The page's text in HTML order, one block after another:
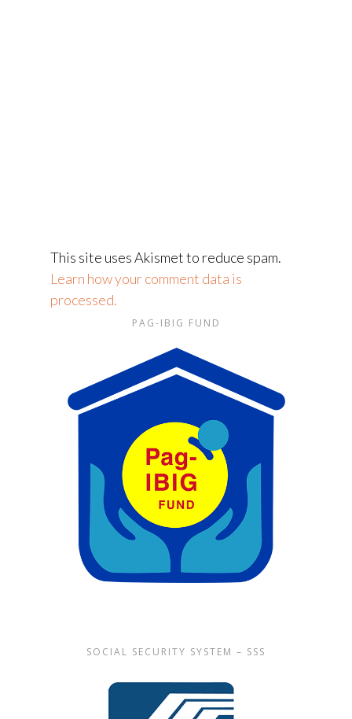
This site uses Akismet to reduce spam.
Learn how your comment data is
processed.
PAG-IBIG FUND
SOCIAL SECURITY SYSTEM – SSS